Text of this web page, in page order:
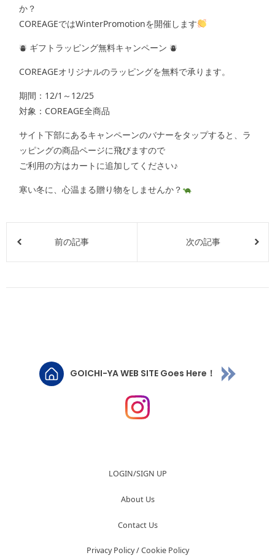
か？
COREAGEではWinterPromotionを開催します
⛇ ギフトラッピング無料キャンペーン ⛇
COREAGEオリジナルのラッピングを無料で承ります。
期間：12/1～12/25
対象：COREAGE全商品
サイト下部にあるキャンペーンのバナーをタップすると、ラ
ッピングの商品ページに飛びますので
ご利用の方はカートに追加してください♪
寒い冬に、心温まる贈り物をしませんか？
前の記事 次の記事
GOICHI-YA WEB SITE Goes Here！
LOGIN/SIGN UP
About Us
Contact Us
Privacy Policy / Cookie Policy